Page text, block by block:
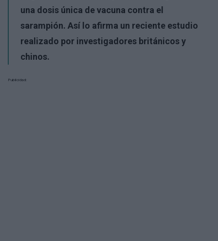
una dosis única de vacuna contra el
sarampión. Así lo afirma un reciente estudio
realizado por investigadores británicos y
chinos.
Publicidad: